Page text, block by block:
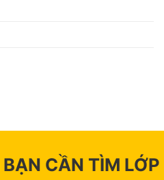
BẠN CẦN TÌM LỚP